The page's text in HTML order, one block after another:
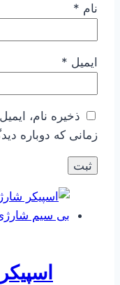
نام *
ایمیل *
ذخیره نام،
زمانی که دوباره